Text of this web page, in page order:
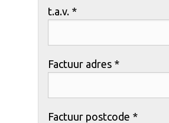
t.a.v. *
Factuur adres *
Factuur postcode *